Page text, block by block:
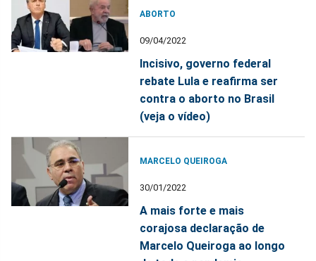
ABORTO
09/04/2022
Incisivo, governo federal
rebate Lula e reafirma ser
contra o aborto no Brasil
(veja o vídeo)
MARCELO QUEIROGA
30/01/2022
A mais forte e mais
corajosa declaração de
Marcelo Queiroga ao longo